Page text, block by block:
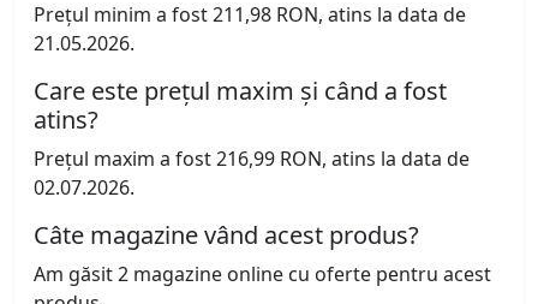
Prețul minim a fost 211,98 RON, atins la data de
21.05.2026.
Care este prețul maxim și când a fost
atins?
Prețul maxim a fost 216,99 RON, atins la data de
02.07.2026.
Câte magazine vând acest produs?
Am găsit 2 magazine online cu oferte pentru acest